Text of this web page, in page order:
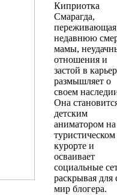
Киприотка
Смарагда,
переживающая
недавнюю
мамы,
отношения и
застой в
размышляет о
своем
Она
детским
аниматором на
туристическом
курорте и
осваивает
социальные
раскрывая для
мир блогера.